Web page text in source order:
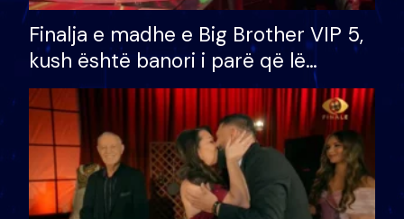
Finalja e madhe e Big Brother VIP 5,
kush është banori i parë që lë
shtëpinë dhe humb mundësinë për
të fituar çmimin e madh